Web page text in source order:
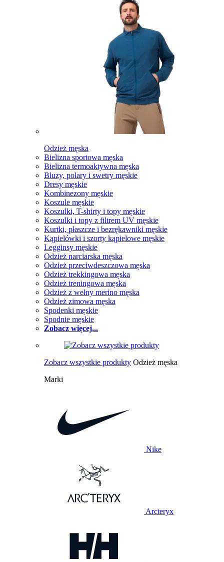
Odzież męska
Bielizna sportowa męska
Bielizna termoaktywna męska
Bluzy, polary i swetry męskie
Dresy męskie
Kombinezony męskie
Koszule męskie
Koszulki, T-shirty i topy męskie
Koszulki i topy z filtrem UV męskie
Kurtki, płaszcze i bezrękawniki męskie
Kąpielówki i szorty kąpielowe męskie
Legginsy męskie
Odzież narciarska męska
Odzież przeciwdeszczowa męska
Odzież trekkingowa męska
Odzież treningowa męska
Odzież z wełny merino męska
Odzież zimowa męska
Spodenki męskie
Spodnie męskie
Zobacz więcej...
Zobacz wszystkie produkty Odzież męska
Marki
Nike
Arcteryx